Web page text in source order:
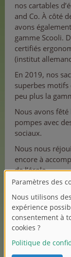
nos cartables
and Co. À côté
avons
gamme Scooli.
certifiés
(institut
En 2019, nos
superbes motifs
peu plus la
Nous avons
pompes avec
sociaux.
Nous nous
encore à
de l’école.